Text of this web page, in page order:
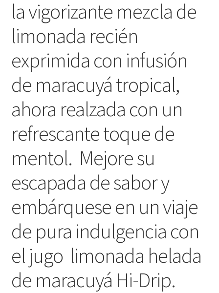
la vigorizante mezcla de
limonada recién
exprimida con infusión
de maracuyá tropical,
ahora realzada con un
refrescante toque de
mentol. Mejore su
escapada de sabor y
embárquese en un viaje
de pura indulgencia con
el jugo limonada helada
de maracuyá Hi-Drip.